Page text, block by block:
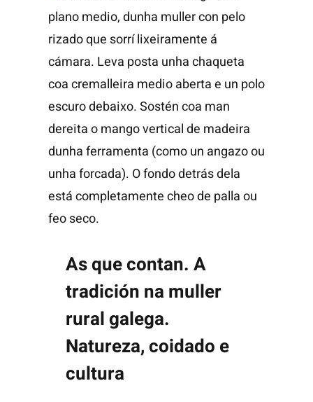
As que contan. A
tradición na muller
rural galega.
Natureza, coidado e
cultura